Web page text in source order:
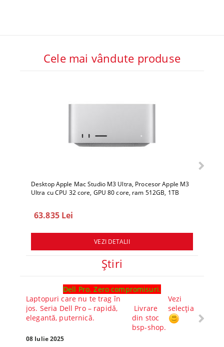
Cele mai vândute produse
Desktop Apple Mac Studio M3 Ultra, Procesor Apple M3
Ultra cu CPU 32 core, GPU 80 core, ram 512GB, 1TB
63.835 Lei
VEZI DETALII
Ştiri
Dell Pro. Zero compromisuri.
Laptopuri care nu te trag în
jos. Seria Dell Pro – rapidă,
elegantă, puternică.
Livrare
din stoc
bsp-shop.
Vezi
selecția
08 Iulie 2025